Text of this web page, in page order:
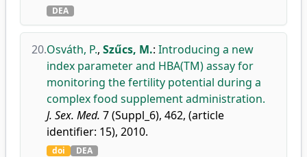
DEA
20.Osváth, P., Szűcs, M.: Introducing a new
index parameter and HBA(TM) assay for
monitoring the fertility potential during a
complex food supplement administration.
J. Sex. Med. 7 (Suppl_6), 462, (article
identifier: 15), 2010.
doi DEA